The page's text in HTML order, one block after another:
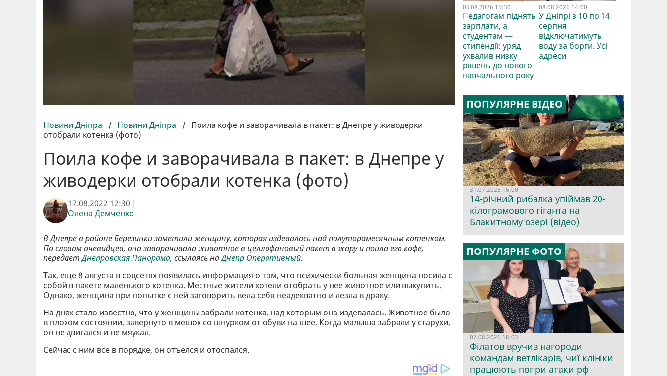
Новини Дніпра / Новини Дніпра / Поила кофе и заворачивала в пакет: в Днепре у живодерки
отобрали котенка (фото)
Поила кофе и заворачивала в пакет: в Днепре у
живодерки отобрали котенка (фото)
17.08.2022 12:30 |
Олена Демченко
В Днепре в районе Березинки заметили женщину, которая издевалась над полуторамесячным котенком.
По словам очевидцев, она заворачивала животное в целлофановый пакет в жару и поила его кофе,
передаетДнепровская Панорама, ссылаясь наДнепр Оперативный.
Так, еще 8 августа в соцсетях появилась информация о том, что психически больная женщина носила с
собой в пакете маленького котенка. Местные жители хотели отобрать у нее животное или выкупить.
Однако, женщина при попытке с ней заговорить вела себя неадекватно и лезла в драку.
На днях стало известно, что у женщины забрали котенка, над которым она издевалась. Животное было
в плохом состоянии, завернуто в мешок со шнурком от обуви на шее. Когда малыша забрали у старухи,
он не двигался и не мяукал.
Сейчас с ним все в порядке, он отъелся и отоспался.
08.08.2026 15:30
Педагогам піднять
зарплати, а
студентам —
стипендії: уряд
ухвалив низку
рішень до нового
навчального року
08.08.2026 14:00
У Дніпрі з 10 по 14
серпня
відключатимуть
воду за борги. Усі
адреси
ПОПУЛЯРНЕ ВІДЕО
31.07.2026 16:00
14-річний рибалка упіймав 20-
кілограмового гіганта на
Блакитному озері (відео)
ПОПУЛЯРНЕ ФОТО
07.08.2026 18:03
Філатов вручив нагороди
командам ветлікарів, чиї клініки
працюють попри атаки рф